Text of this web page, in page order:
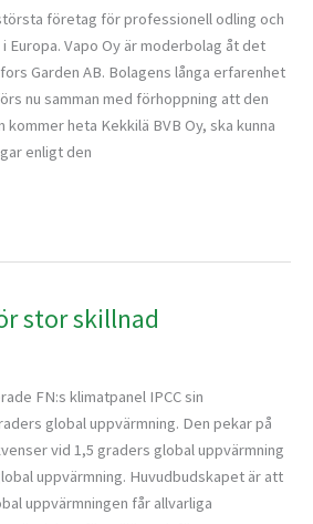
företag för professionell odling och
Vapo Oy är moderbolag åt det
Garden AB. Bolagens långa erfarenhet
nu samman med förhoppning att den
heta Kekkilä BVB Oy, ska kunna
enligt den
stor skillnad
FN:s klimatpanel IPCC sin
global uppvärmning. Den pekar på
vid 1,5 graders global uppvärmning
uppvärmning. Huvudbudskapet är att
uppvärmningen får allvarliga